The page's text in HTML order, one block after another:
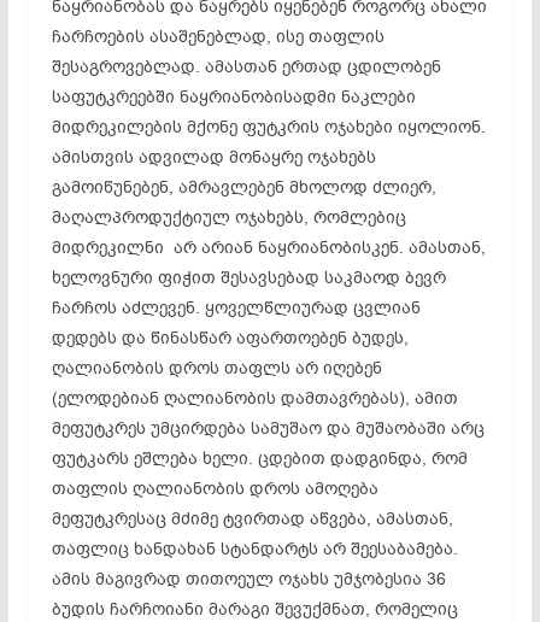
ნაყრიანობას და ნაყრებს იყენებენ როგორც ახალი
ჩარჩოების ასაშენებლად, ისე თაფლის
შესაგროვებლად. ამასთან ერთად ცდილობენ
საფუტკრეებში ნაყრიანობისადმი ნაკლები
მიდრეკილების მქონე ფუტკრის ოჯახები იყოლიონ.
ამისთვის ადვილად მონაყრე ოჯახებს
გამოიწუნებენ, ამრავლებენ მხოლოდ ძლიერ,
მაღალპროდუქტიულ ოჯახებს, რომლებიც
მიდრეკილნი არ არიან ნაყრიანობისკენ. ამასთან,
ხელოვნური ფიჭით შესავსებად საკმაოდ ბევრ
ჩარჩოს აძლევენ. ყოველწლიურად ცვლიან
დედებს და წინასწარ აფართოებენ ბუდეს,
ღალიანობის დროს თაფლს არ იღებენ
(ელოდებიან ღალიანობის დამთავრებას), ამით
მეფუტკრეს უმცირდება სამუშაო და მუშაობაში არც
ფუტკარს ეშლება ხელი. ცდებით დადგინდა, რომ
თაფლის ღალიანობის დროს ამოღება
მეფუტკრესაც მძიმე ტვირთად აწვება, ამასთან,
თაფლიც ხანდახან სტანდარტს არ შეესაბამება.
ამის მაგივრად თითოეულ ოჯახს უმჯობესია 36
ბუდის ჩარჩოიანი მარაგი შევუქმნათ, რომელიც